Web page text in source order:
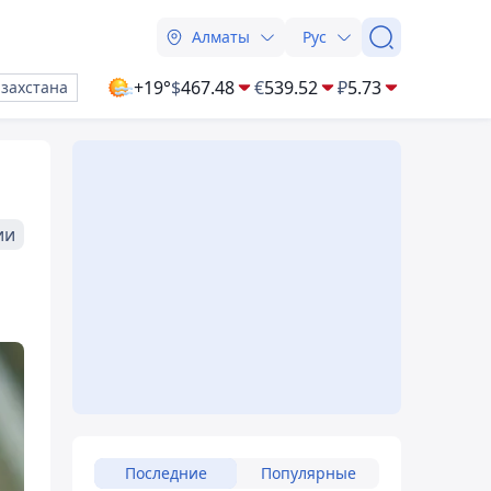
Алматы Рус
+19°$467.48 €539.52 ₽5.73
Последние Популярные